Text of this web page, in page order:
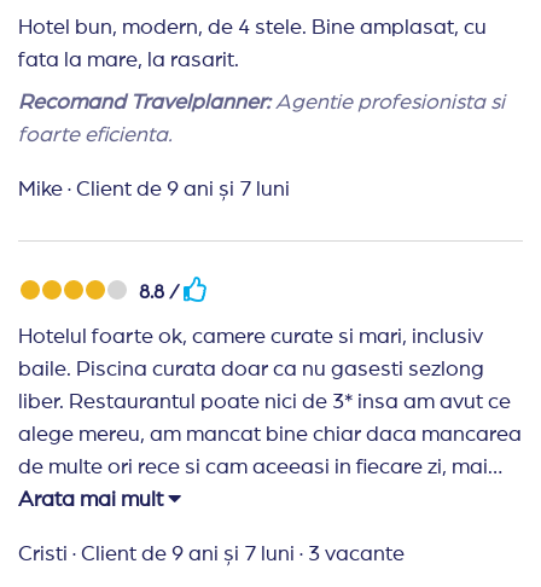
Hotel bun, modern, de 4 stele. Bine amplasat, cu
fata la mare, la rasarit.
Recomand Travelplanner:Agentie profesionista si
foarte eficienta.
Mike · Client de 9 ani și 7 luni
8.8 /
Hotelul foarte ok, camere curate si mari, inclusiv
baile. Piscina curata doar ca nu gasesti sezlong
liber. Restaurantul poate nici de 3* insa am avut ce
alege mereu, am mancat bine chiar daca mancarea
de multe ori rece si cam aceeasi in fiecare zi, mai
ales garniturile (ex: cartofi prajiti zilnic). Barul la fel
bei, ginul tonic era bun. Majoritatea personalului
Arata mai mult
Cristi · Client de 9 ani și 7 luni · 3 vacante